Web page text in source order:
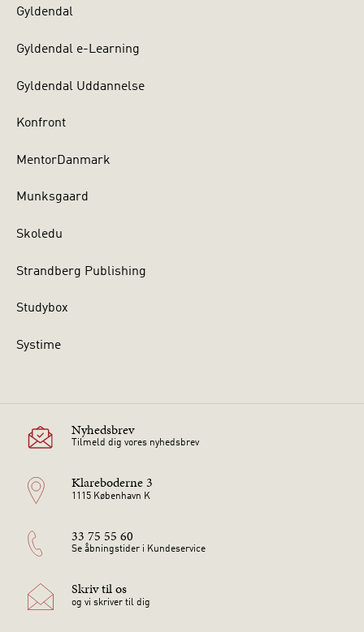
Gyldendal
Gyldendal e-Learning
Gyldendal Uddannelse
Konfront
MentorDanmark
Munksgaard
Skoledu
Strandberg Publishing
Studybox
Systime
Nyhedsbrev
Tilmeld dig vores nyhedsbrev
Klareboderne 3
1115 København K
33 75 55 60
Se åbningstider i Kundeservice
Skriv til os
og vi skriver til dig